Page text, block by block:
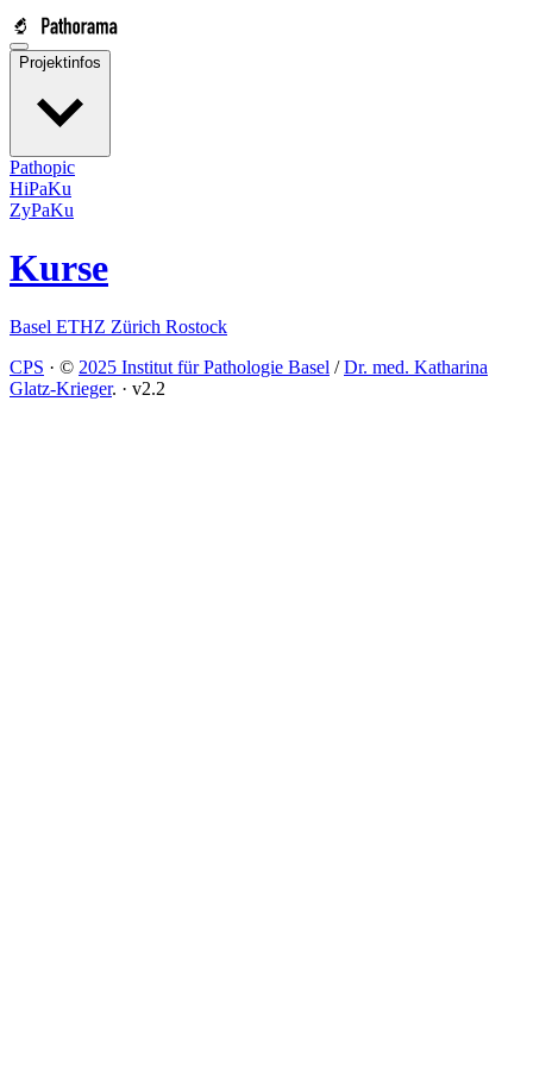
Projektinfos
Pathopic
HiPaKu
ZyPaKu
Kurse
Basel ETHZ Zürich Rostock
CPS · © 2025 Institut für Pathologie Basel /Dr. med. Katharina
Glatz-Krieger. · v2.2